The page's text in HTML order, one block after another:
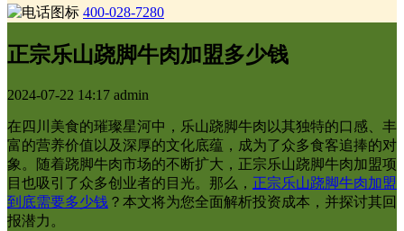
400-028-7280
正宗乐山跷脚牛肉加盟多少钱
2024-07-22 14:17 admin
在四川美食的璀璨星河中，乐山跷脚牛肉以其独特的口感、丰
富的营养价值以及深厚的文化底蕴，成为了众多食客追捧的对
象。随着跷脚牛肉市场的不断扩大，正宗乐山跷脚牛肉加盟项
目也吸引了众多创业者的目光。那么， 正宗乐山跷脚牛肉加盟
到底需要多少钱 ？本文将为您全面解析投资成本，并探讨其回
报潜力。